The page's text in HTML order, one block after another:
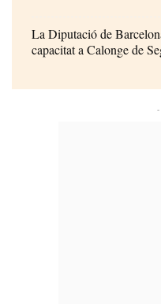
La Diputació de
capacitat a Calonge de